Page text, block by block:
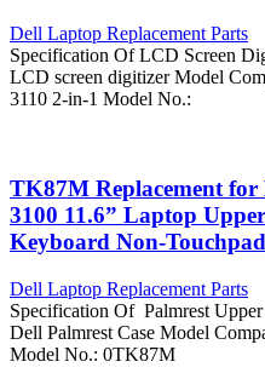
Dell Laptop Replacement Parts
Specification Of LCD Screen
LCD screen digitizer Model
3110 2-in-1 Model No.:
TK87M Replacement
3100 11.6” Laptop
Keyboard Non-
Dell Laptop Replacement Parts
Specification Of Palmrest
Dell Palmrest Case Model
Model No.: 0TK87M